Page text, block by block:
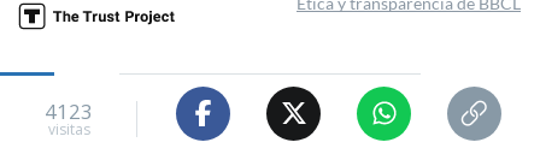
4123
visitas